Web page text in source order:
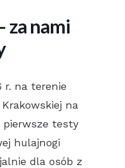
za nami
r. na terenie
na
pierwsze testy
hulajnogi
dla osób z